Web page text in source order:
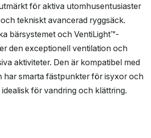
för aktiva utomhusentusiaster
tekniskt avancerad ryggsäck.
bärsystemet och VentiLight™-
den exceptionell ventilation och
aktiviteter. Den är kompatibel med
har smarta fästpunkter för isyxor och
för vandring och klättring.